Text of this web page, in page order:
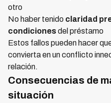
otro
No haber tenido claridad
condicionesdel préstamo
Estos fallos pueden hacer
convierta en un conflicto
relación.
Consecuencias de
situación